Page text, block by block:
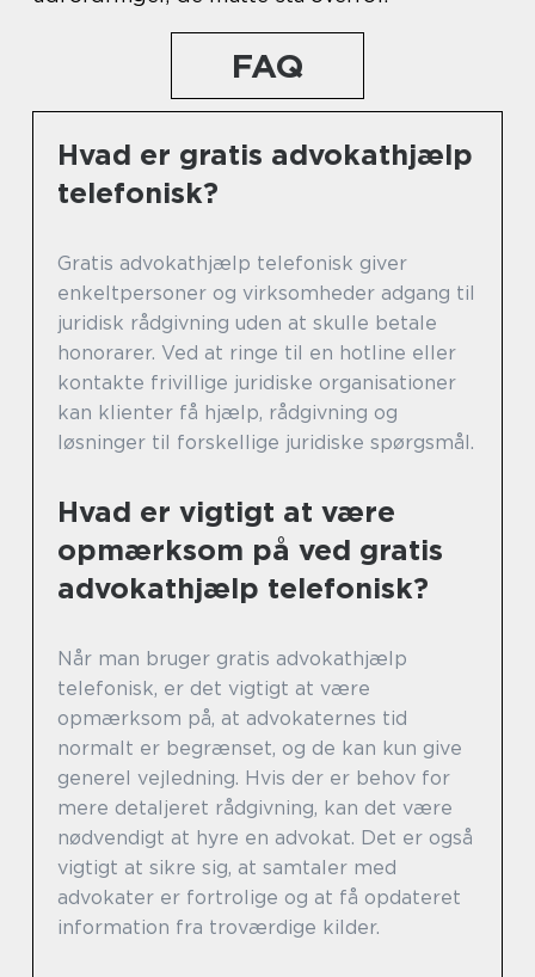
FAQ
Hvad er gratis advokathjælp
telefonisk?
Gratis advokathjælp telefonisk giver
enkeltpersoner og virksomheder adgang til
juridisk rådgivning uden at skulle betale
honorarer. Ved at ringe til en hotline eller
kontakte frivillige juridiske organisationer
kan klienter få hjælp, rådgivning og
løsninger til forskellige juridiske spørgsmål.
Hvad er vigtigt at være
opmærksom på ved gratis
advokathjælp telefonisk?
Når man bruger gratis advokathjælp
telefonisk, er det vigtigt at være
opmærksom på, at advokaternes tid
normalt er begrænset, og de kan kun give
generel vejledning. Hvis der er behov for
mere detaljeret rådgivning, kan det være
nødvendigt at hyre en advokat. Det er også
vigtigt at sikre sig, at samtaler med
advokater er fortrolige og at få opdateret
information fra troværdige kilder.